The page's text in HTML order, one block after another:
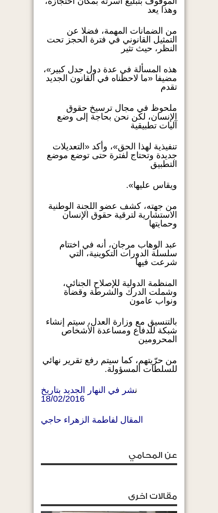
وهذا يعد
من الضمانات المهمة، فضلا عن
التمثيل القانوني في فترة الحجز تحت
النظر، حيث تثير
هذه المسألة في عدة دول جدل كبير»،
مضيفا «ما لاحظناه في القانون الجديد
تقدم
ملحوظ في مجال ترسيخ حقوق
الإنسان، لكن نحن بحاجة إلى وضع
آليات تطبيقية
تنفيذية لهذا الحق»، وأكد «التعديلات
جديدة وتحتاج لفترة حتى توضع موضع
التطبيق
ويقاس عليها».
من جهته، كشف عضو اللجنة الوطنية
الاستشارية لترقية حقوق الإنسان
وحمايتها
عبد الوهاب مرجان، أنه في اختتام
سلسلة الدورات التكوينية، التي
شرعت فيها
المنظمة الدولية للإصلاح الجنائي،
وشملت الدرك والشرطة وقضاة
ونواب عامون
بالتنسيق مع وزارة العدل، سيتم إنشاء
شبكة للدفاع ومساعدة الأشخاص
المحرومين
من حرّيتهم، كما سيتم رفع تقرير نهائي
للسلطات المسؤولة.
نشر في النهار الجديد بتاريخ
18/02/2016
المقال لفاطمة الزهراء حاجي
عن المحامي
مقالات اخرى